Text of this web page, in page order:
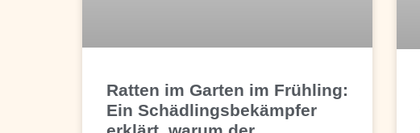
Ratten im Garten im Frühling:
Ein Schädlingsbekämpfer